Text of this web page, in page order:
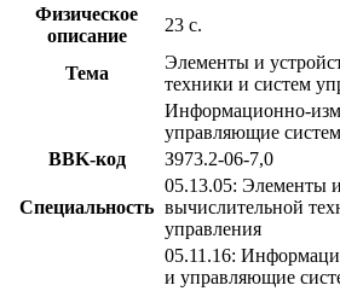
Физическое
описание
23 с.
Тема
Элементы и
техники и систем
Информационно-
управляющие
BBK-код
З973.2-06-7,0
Специальность
05.13.05: Элементы
вычислительной
управления
05.11.16:
и управляющие